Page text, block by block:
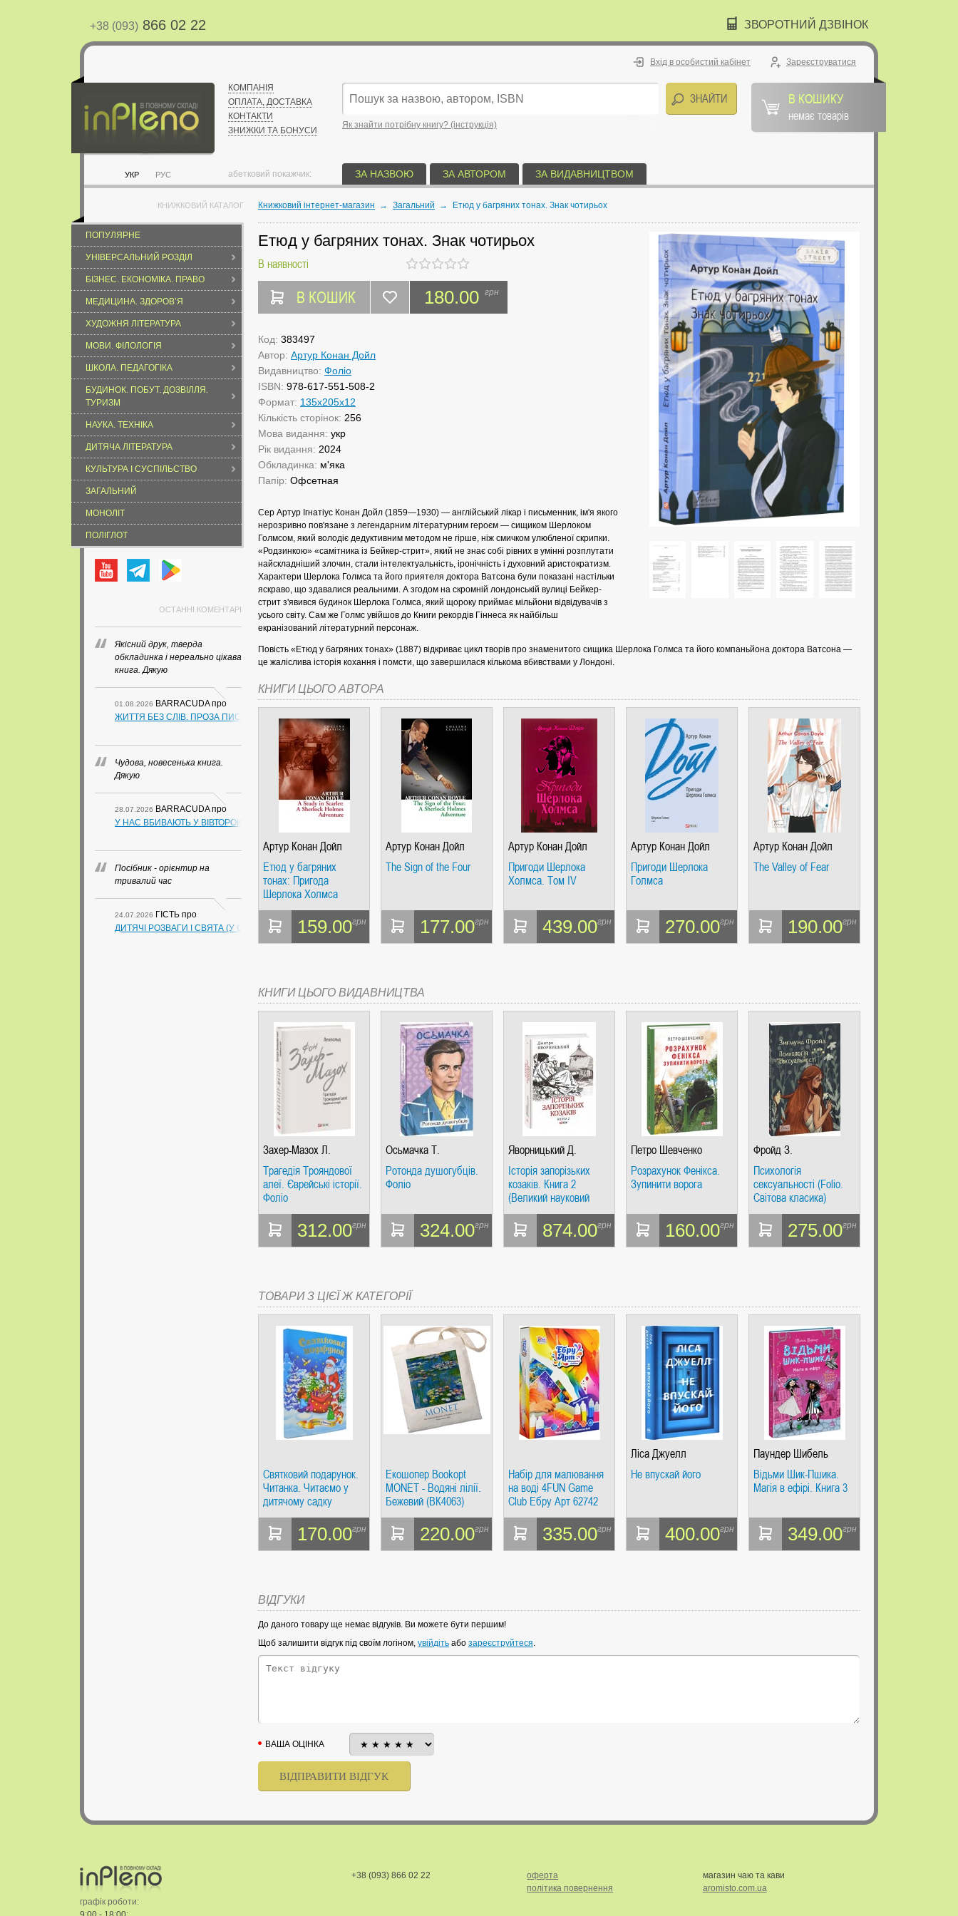
+38 (093) 866 02 22 ЗВОРОТНИЙ ДЗВІНОК
УКР РУС
КОМПАНІЯ
ОПЛАТА, ДОСТАВКА
КОНТАКТИ
ЗНИЖКИ ТА БОНУСИ
Вхід в особистий кабінет Зареєструватися
Як знайти потрібну книгу? (інструкція)
В КОШИКУ
немає товарів
абетковий покажчик: ЗА НАЗВОЮ ЗА АВТОРОМ ЗА ВИДАВНИЦТВОМ
КНИЖКОВИЙ КАТАЛОГ
ПОПУЛЯРНЕ
УНІВЕРСАЛЬНИЙ РОЗДІЛ
БІЗНЕС. ЕКОНОМІКА. ПРАВО
МЕДИЦИНА. ЗДОРОВ’Я
ХУДОЖНЯ ЛІТЕРАТУРА
МОВИ. ФІЛОЛОГІЯ
ШКОЛА. ПЕДАГОГІКА
БУДИНОК. ПОБУТ. ДОЗВІЛЛЯ.
ТУРИЗМ
НАУКА. ТЕХНІКА
ДИТЯЧА ЛІТЕРАТУРА
КУЛЬТУРА І СУСПІЛЬСТВО
ЗАГАЛЬНИЙ
МОНОЛІТ
ПОЛІГЛОТ
ОСТАННІ КОМЕНТАРІ
Якісний друк, тверда
обкладинка і нереально цікава
книга. Дякую
01.08.2026 BARRACUDAпро
ЖИТТЯ БЕЗ СЛІВ. ПРОЗА ПИСЬМЕННИКІВ ІЗ ГУАНСІ. ГІПЕРІОН
Чудова, новесенька книга.
Дякую
28.07.2026 BARRACUDAпро
У НАС ВБИВАЮТЬ У ВІВТОРОК. СЛАПОВСЬКИЙ О.І. ЧАС
Посібник - орієнтир на
тривалий час
24.07.2026 ГІСТЬ про
ДИТЯЧІ РОЗВАГИ І СВЯТА (У СХЕМАХ, ТАБЛИЦЯХ, ВИЗНАЧЕННЯХ, СЦЕНАРІЯХ). АНТОНІНА ШЕВЧУК. МАНДРІВЕЦЬ
Книжковий інтернет-магазин → Загальний → Етюд у багряних тонах. Знак чотирьох
Етюд у багряних тонах. Знак чотирьох
В наявності
В КОШИК 180.00 грн
Код: 383497
Автор: Артур Конан Дойл
Видавництво: Фоліо
ISBN: 978-617-551-508-2
Формат: 135x205х12
Кількість сторінок: 256
Мова видання: укр
Рік видання: 2024
Обкладинка: м'яка
Папір: Офсетная
Сер Артур Ігнатіус Конан Дойл (1859—1930) — англійський лікар і письменник, ім'я якого
нерозривно пов'язане з легендарним літературним героєм — сищиком Шерлоком
Голмсом, який володіє дедуктивним методом не гірше, ніж смичком улюбленої скрипки.
«Родзинкою» «самітника із Бейкер-стрит», який не знає собі рівних в умінні розплутати
найскладніший злочин, стали інтелектуальність, іронічність і духовний аристократизм.
Характери Шерлока Голмса та його приятеля доктора Ватсона були показані настільки
яскраво, що здавалися реальними. А згодом на скромній лондонській вулиці Бейкер-
стрит з'явився будинок Шерлока Голмса, який щороку приймає мільйони відвідувачів з
усього світу. Сам же Голмс увійшов до Книги рекордів Гіннеса як найбільш
екранізований літературний персонаж.
Повість «Етюд у багряних тонах» (1887) відкриває цикл творів про знаменитого сищика Шерлока Голмса та його компаньйона доктора Ватсона —
це жаліслива історія кохання і помсти, що завершилася кількома вбивствами у Лондоні.
КНИГИ ЦЬОГО АВТОРА
Артур Конан Дойл
Етюд у багряних
тонах: Пригода
Шерлока Холмса
159.00грн
Артур Конан Дойл
The Sign of the Four
177.00грн
Артур Конан Дойл
Пригоди Шерлока
Холмса. Том IV
439.00грн
Артур Конан Дойл
Пригоди Шерлока
Голмса
270.00грн
Артур Конан Дойл
The Valley of Fear
190.00грн
КНИГИ ЦЬОГО ВИДАВНИЦТВА
Захер-Мазох Л.
Трагедія Трояндової
алеї. Єврейські історії.
Фоліо
312.00грн
Осьмачка Т.
Ротонда душогубців.
Фоліо
324.00грн
Яворницький Д.
Історія запорізьких
козаків. Книга 2
(Великий науковий
проект)
874.00грн
Петро Шевченко
Розрахунок Фенікса.
Зупинити ворога
160.00грн
Фройд З.
Психологія
сексуальності (Folio.
Світова класика)
275.00грн
ТОВАРИ З ЦІЄЇ Ж КАТЕГОРІЇ
Святковий подарунок.
Читанка. Читаємо у
дитячому садку
170.00грн
Екошопер Bookopt
MONET - Водяні лілії.
Бежевий (ВК4063)
220.00грн
Набір для малювання
на воді 4FUN Game
Club Ебру Арт 62742
335.00грн
Ліса Джуелл
Не впускай його
400.00грн
Паундер Шибель
Відьми Шик-Пшика.
Магія в ефірі. Книга 3
349.00грн
ВІДГУКИ
До даного товару ще немає відгуків. Ви можете бути першим!
Щоб залишити відгук під своїм логіном, увійдіть або зареєструйтеся.
ВАША ОЦІНКА
графік роботи:
+38 (093) 866 02 22
оферта
політика повернення
магазин чаю та кави
aromisto.com.ua